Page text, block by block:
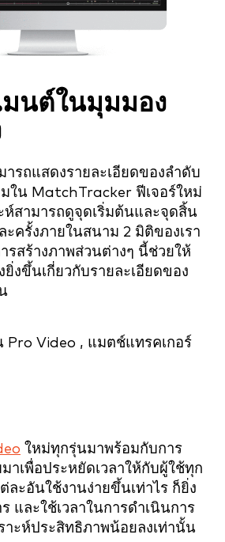
มนต์ในมุมมอง
รถแสดงรายละเอียดของลำดับ
ใน MatchTracker ฟีเจอร์ใหม่
ห์สามารถดูจุดเริ่มต้นและจุดสิ้น
ะครั้งภายในสนาม 2 มิติของเรา
รสร้างภาพส่วนต่างๆ นี้ช่วยให้
งขึ้นเกี่ยวกับรายละเอียดของ
ใหม่ทุกรุ่นมาพร้อมกับการ
าเพื่อประหยัดเวลาให้กับผู้ใช้ทุก
ละอันใช้งานง่ายขึ้นเท่าไร ก็ยิ่ง
และใช้เวลาในการดำเนินการ
าะห์ประสิทธิภาพน้อยลงเท่านั้น